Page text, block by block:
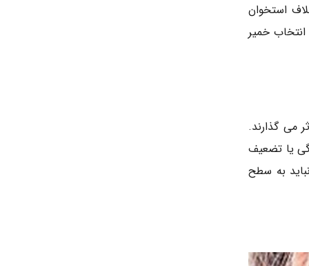
استخوان
خمیر
می گذارند.
یا تضعیف
به سطح